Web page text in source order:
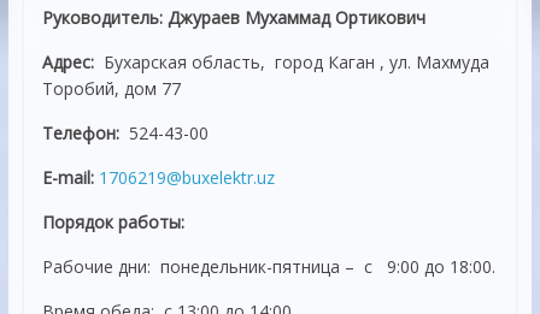
Руководитель: Джураев Мухаммад Ортикович
Адрес: Бухарская область, город Каган , ул. Махмуда
Торобий, дом 77
Телефон:524-43-00
E-mail: 1706219@buxelektr.uz
Порядок работы:
Рабочие дни: понедельник-пятница – с 9:00 до 18:00.